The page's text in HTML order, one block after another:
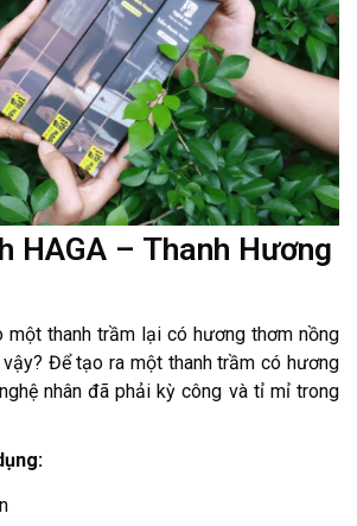
HAGA – Thanh Hương
một thanh trầm lại có hương thơm nồng
Để tạo ra một thanh trầm có hương
nhân đã phải kỳ công và tỉ mỉ trong